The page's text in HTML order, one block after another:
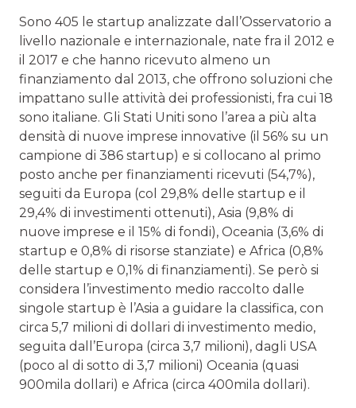
Sono 405 le startup analizzate dall’Osservatorio a
livello nazionale e internazionale, nate fra il 2012 e
il 2017 e che hanno ricevuto almeno un
finanziamento dal 2013, che offrono soluzioni che
impattano sulle attività dei professionisti, fra cui 18
sono italiane. Gli Stati Uniti sono l’area a più alta
densità di nuove imprese innovative (il 56% su un
campione di 386 startup) e si collocano al primo
posto anche per finanziamenti ricevuti (54,7%),
seguiti da Europa (col 29,8% delle startup e il
29,4% di investimenti ottenuti), Asia (9,8% di
nuove imprese e il 15% di fondi), Oceania (3,6% di
startup e 0,8% di risorse stanziate) e Africa (0,8%
delle startup e 0,1% di finanziamenti). Se però si
considera l’investimento medio raccolto dalle
singole startup è l’Asia a guidare la classifica, con
circa 5,7 milioni di dollari di investimento medio,
seguita dall’Europa (circa 3,7 milioni), dagli USA
(poco al di sotto di 3,7 milioni) Oceania (quasi
900mila dollari) e Africa (circa 400mila dollari).